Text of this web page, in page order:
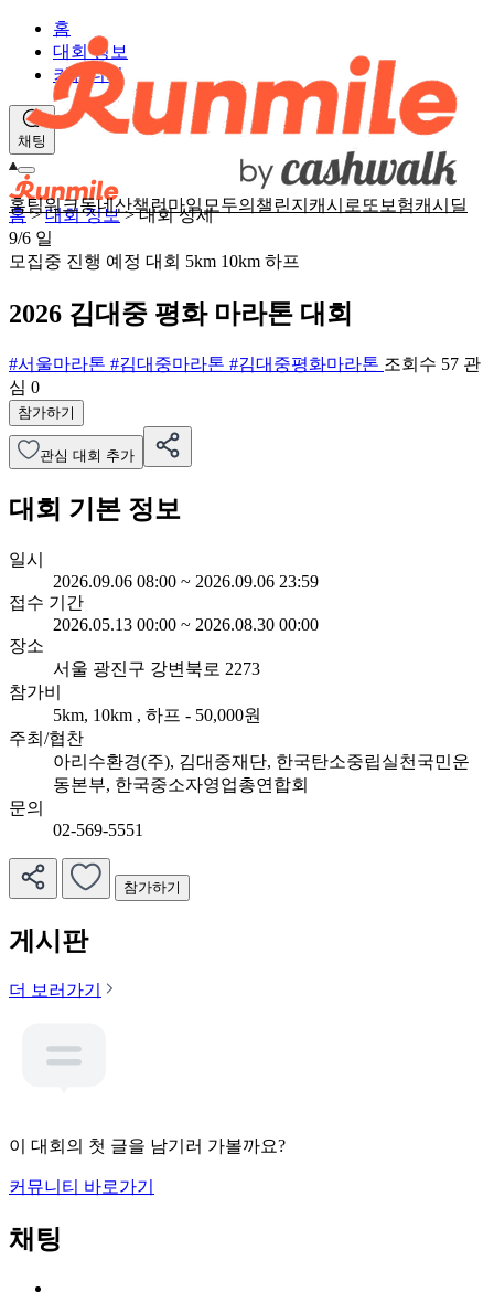
홈팀워크동네산책런마일 모두의챌린지 캐시로또 보험캐시딜
홈
대회 정보
커뮤니티
채팅
홈 > 대회 정보 > 대회 상세
9/6 일
모집중 진행 예정 대회 5km 10km 하프
2026 김대중 평화 마라톤 대회
#서울마라톤 #김대중마라톤 #김대중평화마라톤 조회수 57 관
심 0
참가하기
관심 대회 추가
대회 기본 정보
일시
2026.09.06 08:00 ~ 2026.09.06 23:59
접수 기간
2026.05.13 00:00 ~ 2026.08.30 00:00
장소
서울 광진구 강변북로 2273
참가비
5km, 10km , 하프 - 50,000원
주최/협찬
아리수환경(주), 김대중재단, 한국탄소중립실천국민운
동본부, 한국중소자영업총연합회
문의
02-569-5551
참가하기
게시판
더 보러가기
이 대회의 첫 글을 남기러 가볼까요?
커뮤니티 바로가기
채팅